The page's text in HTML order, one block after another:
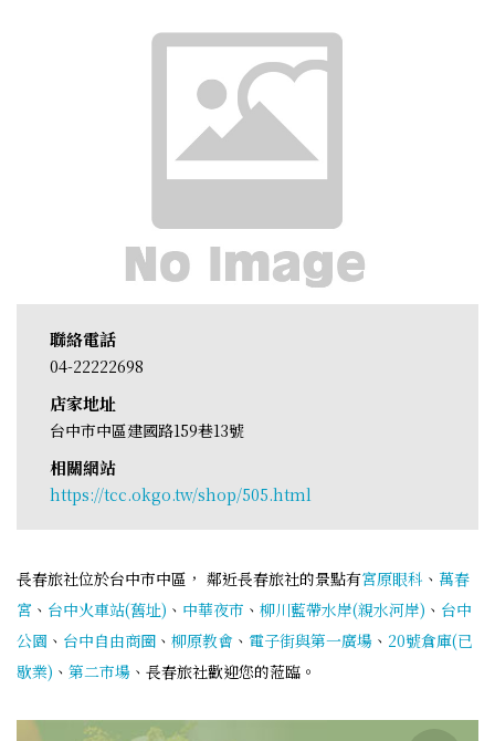
聯絡電話
04-22222698
店家地址
台中市中區建國路159巷13號
相關網站
https://tcc.okgo.tw/shop/505.html
長春旅社位於台中市中區， 鄰近長春旅社的景點有宮原眼科 、 萬春
宮 、 台中火車站(舊址) 、 中華夜市 、 柳川藍帶水岸(親水河岸) 、 台中
公園 、 台中自由商圈 、 柳原教會 、 電子街與第一廣場 、 20號倉庫(已
歇業) 、 第二市場 、長春旅社歡迎您的蒞臨。